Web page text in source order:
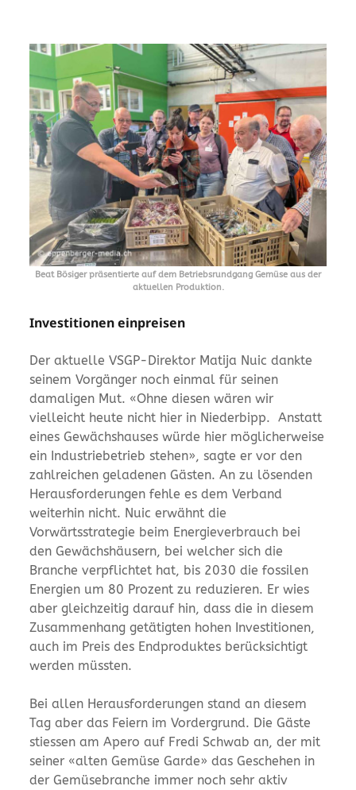
Beat Bösiger präsentierte auf dem Betriebsrundgang Gemüse aus der
aktuellen Produktion.
Investitionen einpreisen
Der aktuelle VSGP-Direktor Matija Nuic dankte
seinem Vorgänger noch einmal für seinen
damaligen Mut. «Ohne diesen wären wir
vielleicht heute nicht hier in Niederbipp. Anstatt
eines Gewächshauses würde hier möglicherweise
ein Industriebetrieb stehen», sagte er vor den
zahlreichen geladenen Gästen. An zu lösenden
Herausforderungen fehle es dem Verband
weiterhin nicht. Nuic erwähnt die
Vorwärtsstrategie beim Energieverbrauch bei
den Gewächshäusern, bei welcher sich die
Branche verpflichtet hat, bis 2030 die fossilen
Energien um 80 Prozent zu reduzieren. Er wies
aber gleichzeitig darauf hin, dass die in diesem
Zusammenhang getätigten hohen Investitionen,
auch im Preis des Endproduktes berücksichtigt
werden müssten.
Bei allen Herausforderungen stand an diesem
Tag aber das Feiern im Vordergrund. Die Gäste
stiessen am Apero auf Fredi Schwab an, der mit
seiner «alten Gemüse Garde» das Geschehen in
der Gemüsebranche immer noch sehr aktiv